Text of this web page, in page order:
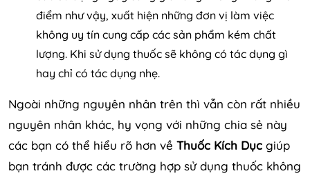
điểm như vậy, xuất hiện những đơn vị làm việc
không uy tín cung cấp các sản phẩm kém chất
lượng. Khi sử dụng thuốc sẽ không có tác dụng gì
hay chỉ có tác dụng nhẹ.
Ngoài những nguyên nhân trên thì vẫn còn rất nhiều
nguyên nhân khác, hy vọng với những chia sẻ này
các bạn có thể hiểu rõ hơn về Thuốc Kích Dục giúp
bạn tránh được các trường hợp sử dụng thuốc không